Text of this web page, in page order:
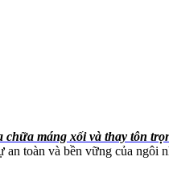
chữa máng xối và thay tôn
toàn và bền vững của ngôi